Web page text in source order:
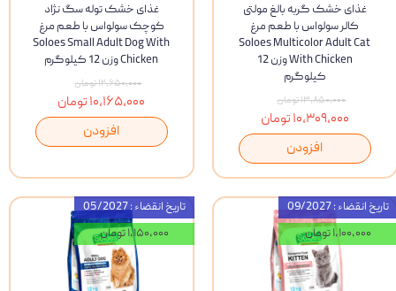
غذای خشک گربه بالغ مولتی
کالر سولواس با طعم مرغ
Soloes Multicolor Adult Cat
With Chicken وزن 12
کیلوگرم
۱۳,۸۵۰,۰۰۰ تومان
۱۰,۳۰۹,۰۰۰ تومان
افزودن
غذای خشک توله سگ نژاد
کوچک سولواس با طعم مرغ
Soloes Small Adult Dog With
Chicken وزن 12 کیلوگرم
۱۲,۶۵۰,۰۰۰ تومان
۱۰,۱۶۵,۰۰۰ تومان
افزودن
تاریخ انقضاء : 09/2027
۱,۱۰۰,۰۰۰ تومان
تاریخ انقضاء : 05/2027
۱,۱۵۰,۰۰۰ تومان